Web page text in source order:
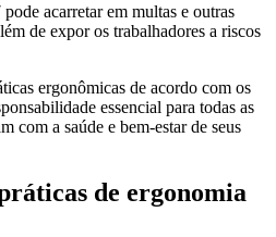
acarretar em multas e outras
de expor os trabalhadores a riscos
ergonômicas de acordo com os
essencial para todas as
com a saúde e bem-estar de seus
de ergonomia